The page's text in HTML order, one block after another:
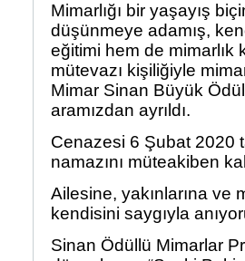
Mimarlığı bir yaşayış
düşünmeye adamış,
eğitimi hem de mimarlık
mütevazı kişiliğiyle
Mimar Sinan Büyük
aramızdan ayrıldı.
Cenazesi 6 Şubat 2020
namazını müteakiben
Ailesine, yakınlarına ve
kendisini saygıyla
Sinan Ödüllü Mimarlar